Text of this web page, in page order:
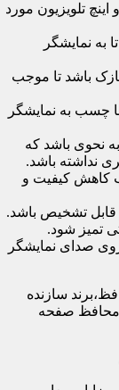
تلویزیون مورد
به نمایشگر
باشد تا موجب
چسب به نمایشگر
نحوی باشد که
نداشته باشد.
کاهش کیفیت و
قابل تشخیص باشد.
تمیز شود.
صدای نمایشگر
سازنده
محافظ صفحه